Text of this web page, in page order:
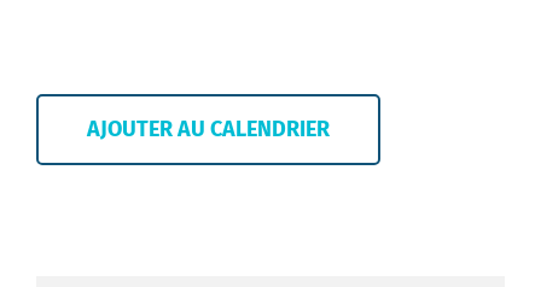
AJOUTER AU CALENDRIER